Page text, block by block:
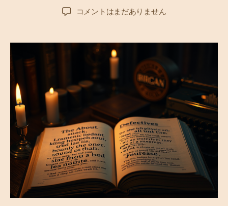
稿
日
誤
招
の
–
名
言
の
裏
に
潜
む
コメントはまだありません